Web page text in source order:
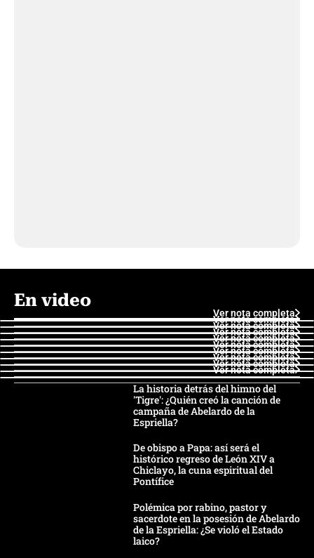
En video
Ver nota completa
Ver nota completa
Ver nota completa
Ver nota completa
Ver nota completa
Ver nota completa
Ver nota completa
Ver nota completa
Ver nota completa
Ver nota completa
La historia detrás del himno del
'Tigre': ¿Quién creó la canción de
campaña de Abelardo de la
Espriella?
De obispo a Papa: así será el
histórico regreso de León XIV a
Chiclayo, la cuna espiritual del
Pontífice
Polémica por rabino, pastor y
sacerdote en la posesión de Abelardo
de la Espriella: ¿Se violó el Estado
laico?